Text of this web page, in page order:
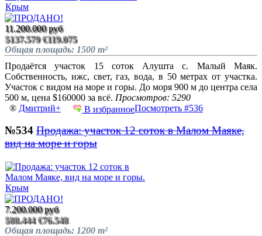
11.200.000 руб
$137.579 €119.075
Общая площадь: 1500 m²
Продаётся участок 15 соток Алушта с. Малый Маяк.
Собственность, ижс, свет, газ, вода, в 50 метрах от участка.
Участок с видом на море и горы. До моря 900 м до центра села
500 м, цена $160000 за всё. Просмотров: 5290
® Дмитрий+ В избранноеПосмотреть #536
№534 Продажа: участок 12 соток в Малом Маяке,
вид на море и горы
7.200.000 руб
$88.444 €76.548
Общая площадь: 1200 m²